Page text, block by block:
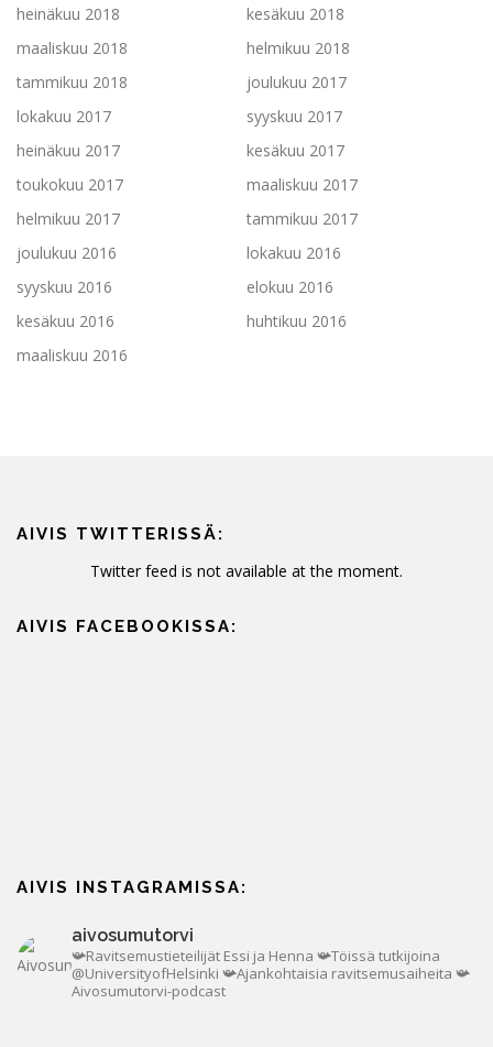
heinäkuu 2018
kesäkuu 2018
maaliskuu 2018
helmikuu 2018
tammikuu 2018
joulukuu 2017
lokakuu 2017
syyskuu 2017
heinäkuu 2017
kesäkuu 2017
toukokuu 2017
maaliskuu 2017
helmikuu 2017
tammikuu 2017
joulukuu 2016
lokakuu 2016
syyskuu 2016
elokuu 2016
kesäkuu 2016
huhtikuu 2016
maaliskuu 2016
AIVIS TWITTERISSÄ:
Twitter feed is not available at the moment.
AIVIS FACEBOOKISSA:
AIVIS INSTAGRAMISSA:
aivosumutorvi
📯Ravitsemustieteilijät Essi ja Henna 📯Töissä tutkijoina
@UniversityofHelsinki 📯Ajankohtaisia ravitsemusaiheita 📯
Aivosumutorvi-podcast